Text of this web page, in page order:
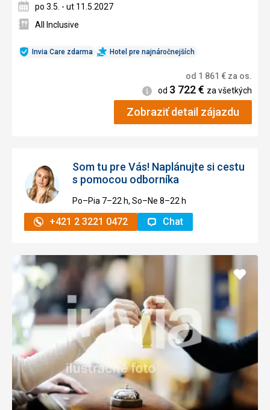
Invia Care zdarma Hotel pre najnáročnejších
po 3.5. - ut 11.5.2027
All Inclusive
od 1 861 € za os.
Informácie
od 3 722€ za všetkých
Zobraziť detail zájazdu
Som tu pre Vás! Naplánujte si cestu
s pomocou odborníka
Po–Pia 7–⁠⁠⁠⁠⁠⁠22 h, So–Ne 8–⁠⁠⁠⁠⁠⁠22 h
+421 2 3221 0472 Chat
Pridať